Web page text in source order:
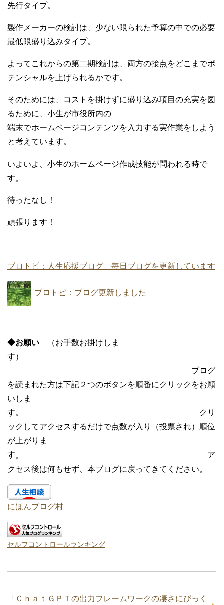
先行タイプ。
製作メーカーの検討は、少ない限られた予算の中での必要
最低限盛り込みタイプ。
よってこれからの第二期検討は、両方の接点をどこまでポ
テンシャルを上げられるかです。
そのためには、コストを掛けずに盛り込み項目の充実を図
るために、小生が市役所内の
端末でホームページコンテンツを入力する実作業をしよう
と考えています。
いよいよ、小生のホームページ作成技能が問われる時で
す。
待ったなし！
頑張ります！
ブロトピ：人生応援ブログ 毎日ブログを更新しています
ブロトピ：ブログ更新しました
◆お願い （お手数お掛けしま
す）
ブログ
を読まれた方は下記２つのボタンを順番にクリックをお願
いしま
す。 クリ
ックしてアクセスするだけで点数が入り（投票され）順位
が上がりま
す。 ア
クセス後は何もせず、本ブログに戻ってきてください。
にほんブログ村
セルフコントロールランキング
「 ＣｈａｔＧＰＴの出力フレームワークの凄さにびっく